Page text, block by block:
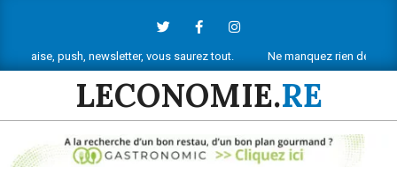
contentnewsletter, vous saurez tout. Ne manquez rien de l’actu
LECONOMIE.RE